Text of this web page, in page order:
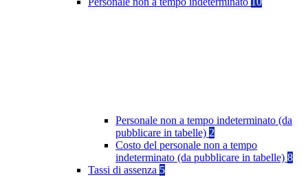
Personale non a tempo indeterminato (da
pubblicare in tabelle) 2
Costo del personale non a tempo
indeterminato (da pubblicare in tabelle) 8
Tassi di assenza 5